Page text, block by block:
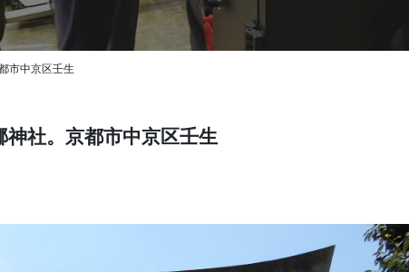
市中京区壬生
社。京都市中京区壬生